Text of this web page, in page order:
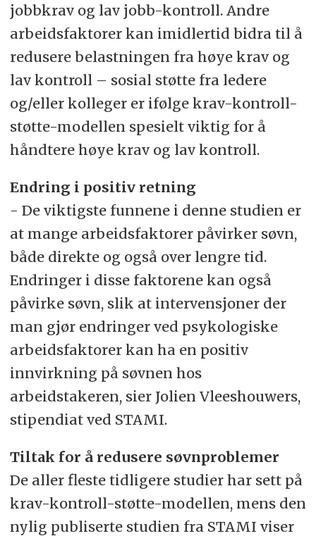
jobbkrav og lav jobb-kontroll. Andre
arbeidsfaktorer kan imidlertid bidra til å
redusere belastningen fra høye krav og
lav kontroll – sosial støtte fra ledere
og/eller kolleger er ifølge krav-kontroll-
støtte-modellen spesielt viktig for å
håndtere høye krav og lav kontroll.
Endring i positiv retning
- De viktigste funnene i denne studien er
at mange arbeidsfaktorer påvirker søvn,
både direkte og også over lengre tid.
Endringer i disse faktorene kan også
påvirke søvn, slik at intervensjoner der
man gjør endringer ved psykologiske
arbeidsfaktorer kan ha en positiv
innvirkning på søvnen hos
arbeidstakeren, sier Jolien Vleeshouwers,
stipendiat ved STAMI.
Tiltak for å redusere søvnproblemer
De aller fleste tidligere studier har sett på
krav-kontroll-støtte-modellen, mens den
nylig publiserte studien fra STAMI viser